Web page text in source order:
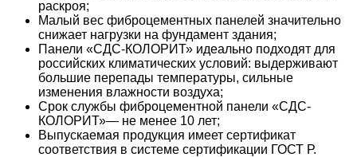
раскроя;
Малый вес фиброцементных панелей значительно
снижает нагрузки на фундамент здания;
Панели «СДС-КОЛОРИТ» идеально подходят для
российских климатических условий: выдерживают
большие перепады температуры, сильные
изменения влажности воздуха;
Срок службы фиброцементной панели «СДС-
КОЛОРИТ»— не менее 10 лет;
Выпускаемая продукция имеет сертификат
соответствия в системе сертификации ГОСТ Р.